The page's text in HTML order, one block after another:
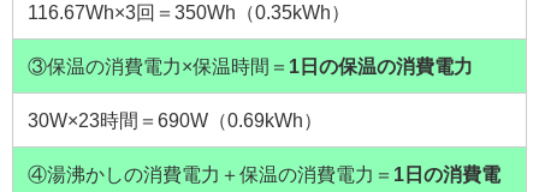
116.67Wh×3回＝350Wh（0.35kWh）
③保温の消費電力×保温時間＝ 1日の保温の消費電力
30W×23時間＝690W（0.69kWh）
④湯沸かしの消費電力＋保温の消費電力＝ 1日の消費電